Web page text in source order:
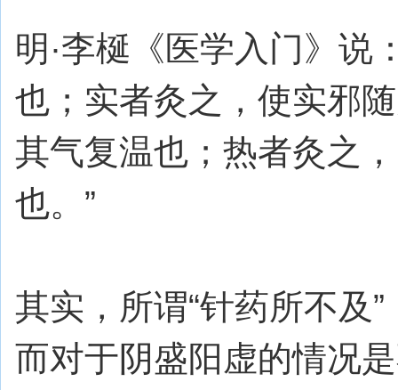
明·李梴《医学入门》说
也；实者灸之，使实邪
其气复温也；热者灸之
也。”
其实，所谓“针药所不及
而对于阴盛阳虚的情况